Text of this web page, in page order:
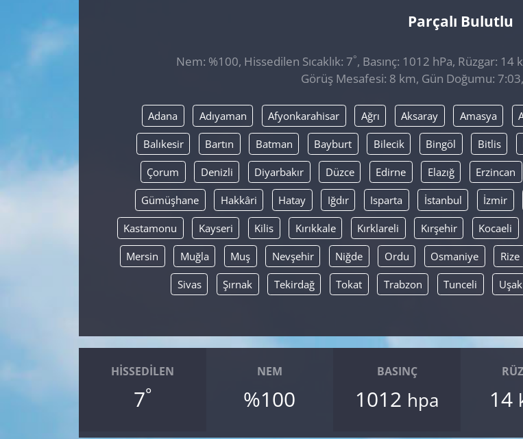
Parçalı Bulutlu
Nem: %100, Hissedilen Sıcaklık: 7°, Basınç: 1012 hPa, Rüzgar: 14
Görüş Mesafesi: 8 km, Gün Doğumu:
Adana Adıyaman Afyonkarahisar Ağrı Aksaray Amasya
Balıkesir Bartın Batman Bayburt Bilecik Bingöl Bitlis
Çorum Denizli Diyarbakır Düzce Edirne Elazığ Erzincan
Gümüşhane Hakkâri Hatay Iğdır Isparta İstanbul İzmir
Kastamonu Kayseri Kilis Kırıkkale Kırklareli Kırşehir Kocaeli
Mersin Muğla Muş Nevşehir Niğde Ordu Osmaniye Rize
Sivas Şırnak Tekirdağ Tokat Trabzon Tunceli Uşak
HISSEDILEN
7°
NEM
%100
BASINÇ
1012 hpa 14
GÜNDEM
POLİTİKA